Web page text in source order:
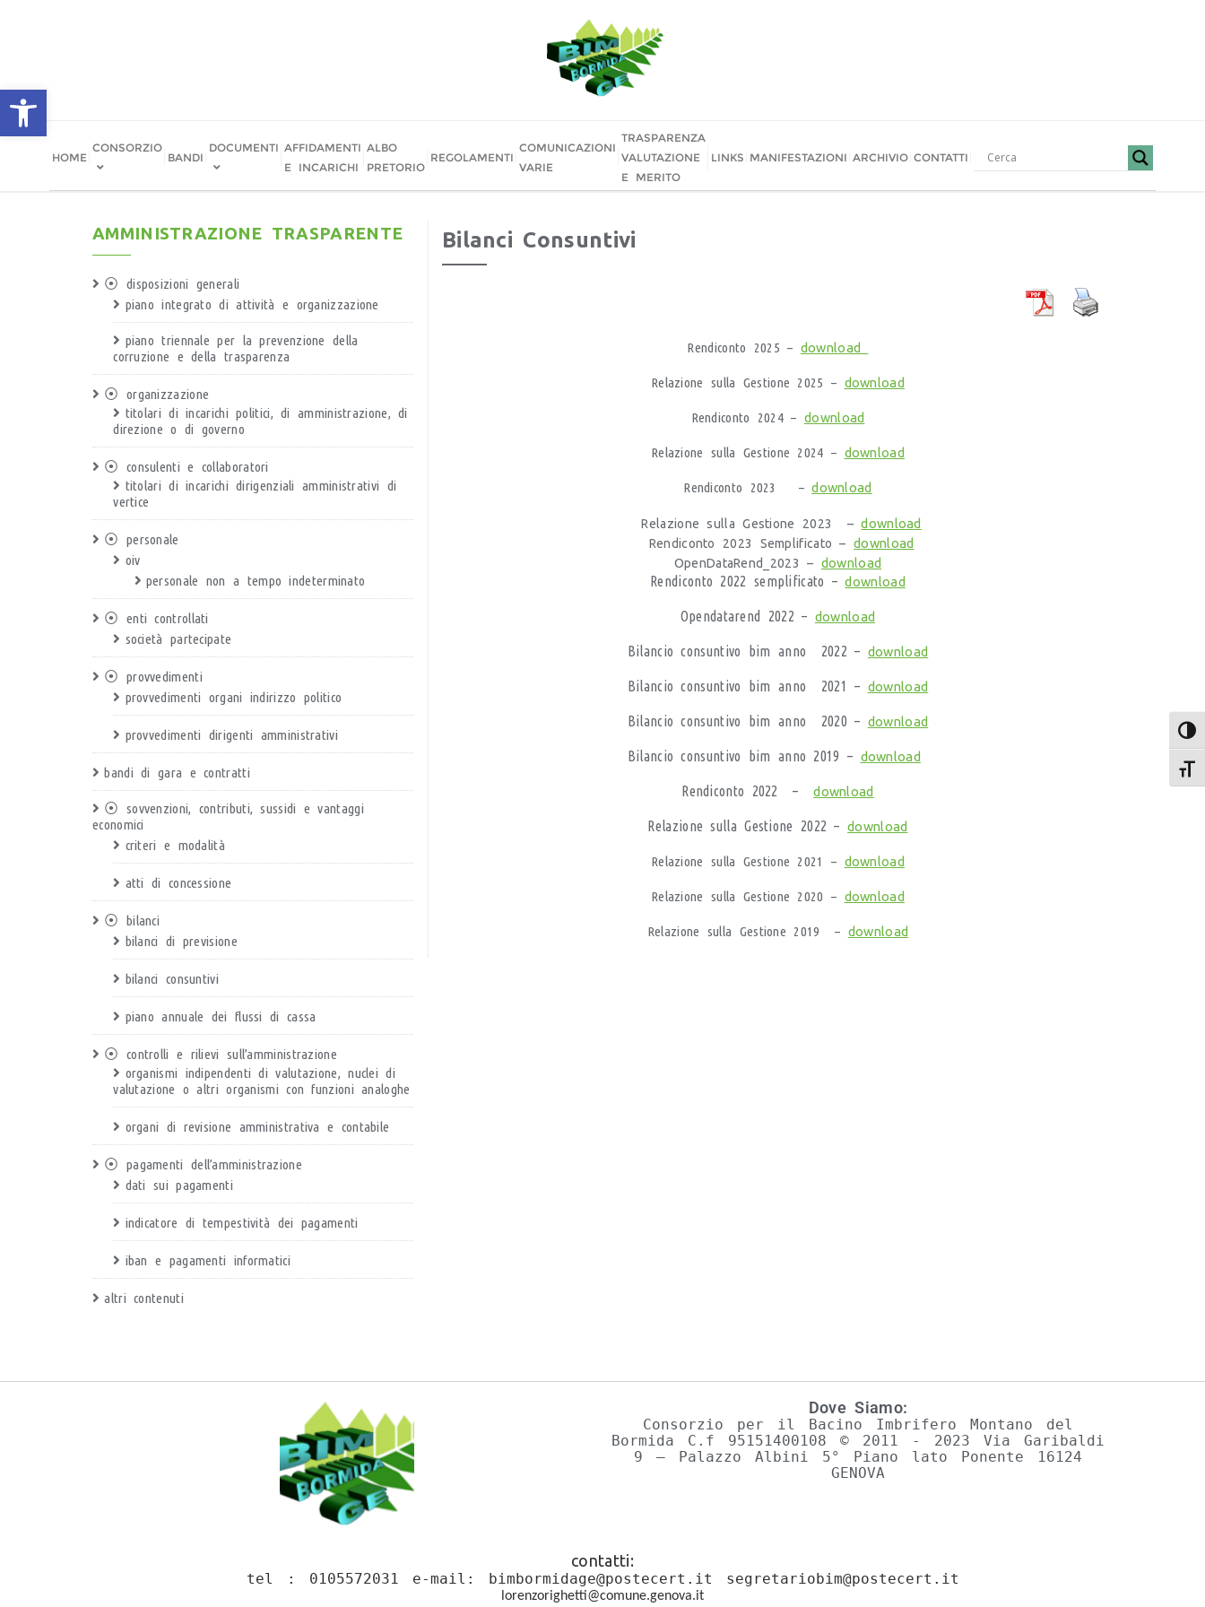
apri la barra degli strumenti
HOME
CONSORZIO
BANDI
DOCUMENTI AFFIDAMENTI
E INCARICHI
ALBO
PRETORIO
REGOLAMENTI
COMUNICAZIONI
VARIE
TRASPARENZA
VALUTAZIONE
E MERITO
LINKS MANIFESTAZIONI ARCHIVIO CONTATTI
Bilanci Consuntivi
Rendiconto 2025 – download
Relazione sulla Gestione 2025 – download
Rendiconto 2024 – download
Relazione sulla Gestione 2024 – download
Rendiconto 2023 –download
Relazione sulla Gestione 2023 –download
Rendiconto 2023 Semplificato –download
OpenDataRend_2023 – download
Rendiconto 2022 semplificato –download
Opendatarend 2022 – download
Bilancio consuntivo bim anno 2022 – download
Bilancio consuntivo bim anno 2021 – download
Bilancio consuntivo bim anno 2020 – download
Bilancio consuntivo bim anno 2019 – download
Rendiconto 2022 –download
Relazione sulla Gestione 2022 –download
Relazione sulla Gestione 2021 – download
Relazione sulla Gestione 2020 – download
Relazione sulla Gestione 2019 – download
AMMINISTRAZIONE TRASPARENTE
⦿ disposizioni generali
piano integrato di attività e organizzazione
piano triennale per la prevenzione della
corruzione e della trasparenza
⦿ organizzazione
titolari di incarichi politici, di amministrazione, di
direzione o di governo
⦿ consulenti e collaboratori
titolari di incarichi dirigenziali amministrativi di
vertice
⦿ personale
oiv
personale non a tempo indeterminato
⦿ enti controllati
società partecipate
⦿ provvedimenti
provvedimenti organi indirizzo politico
provvedimenti dirigenti amministrativi
bandi di gara e contratti
⦿ sovvenzioni, contributi, sussidi e vantaggi
economici
criteri e modalità
atti di concessione
⦿ bilanci
bilanci di previsione
bilanci consuntivi
piano annuale dei flussi di cassa
⦿ controlli e rilievi sull’amministrazione
organismi indipendenti di valutazione, nuclei di
valutazione o altri organismi con funzioni analoghe
organi di revisione amministrativa e contabile
⦿ pagamenti dell’amministrazione
dati sui pagamenti
indicatore di tempestività dei pagamenti
iban e pagamenti informatici
altri contenuti
Dove Siamo:
Consorzio per il Bacino Imbrifero Montano del
Bormida C.f 95151400108 © 2011 - 2023 Via Garibaldi
9 – Palazzo Albini 5° Piano lato Ponente 16124
GENOVA
contatti:
tel : 0105572031 e-mail: bimbormidage@postecert.it segretariobim@postecert.it
lorenzorighetti@comune.genova.it